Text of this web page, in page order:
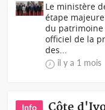
Le ministère
étape
du patrimoine
officiel de la
des...
il y a 1 mois
Info